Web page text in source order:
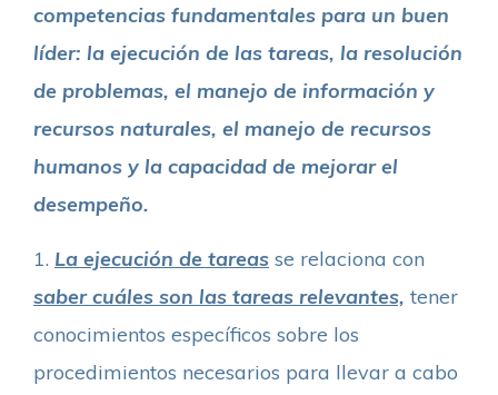
competencias fundamentales para un buen
líder: la ejecución de las tareas, la resolución
de problemas, el manejo de información y
recursos naturales, el manejo de recursos
humanos y la capacidad de mejorar el
desempeño.
1. La ejecución de tareas se relaciona con
saber cuáles son las tareas relevantes, tener
conocimientos específicos sobre los
procedimientos necesarios para llevar a cabo